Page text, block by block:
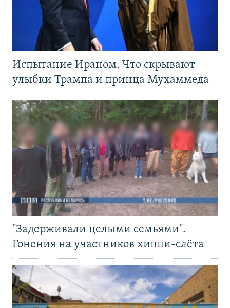
Испытание Ираном. Что скрывают
улыбки Трампа и принца Мухаммеда
"Задерживали целыми семьями".
Гонения на участников хиппи-слёта